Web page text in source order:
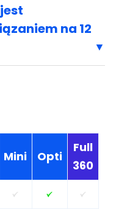
na 12
Mini Opti
Full
360